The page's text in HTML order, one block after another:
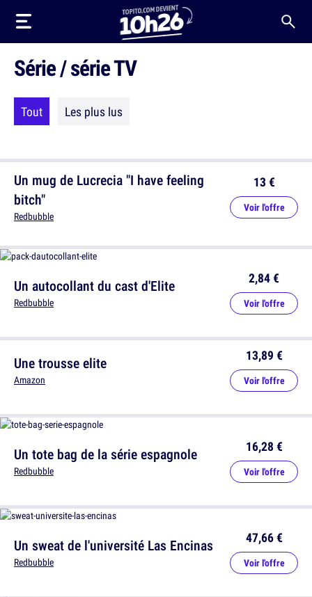
Série / série TV
Tout Les plus lus
Un mug de Lucrecia "I have feeling
bitch"
Redbubble
13 €
Voir l'offre
Une trousse elite
Amazon
13,89 €
Voir l'offre
Un sweat de l'université Las Encinas
Redbubble
47,66 €
Voir l'offre
Un autocollant du cast d'Elite
Redbubble
2,84 €
Voir l'offre
Un tote bag de la série espagnole
Redbubble
16,28 €
Voir l'offre